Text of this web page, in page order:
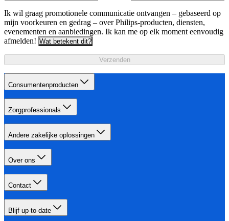
Ik wil graag promotionele communicatie ontvangen – gebaseerd op
mijn voorkeuren en gedrag – over Philips-producten, diensten,
evenementen en aanbiedingen. Ik kan me op elk moment eenvoudig
afmelden! Wat betekent dit?
Verzenden
Consumentenproducten
Zorgprofessionals
Andere zakelijke oplossingen
Over ons
Contact
Blijf up-to-date